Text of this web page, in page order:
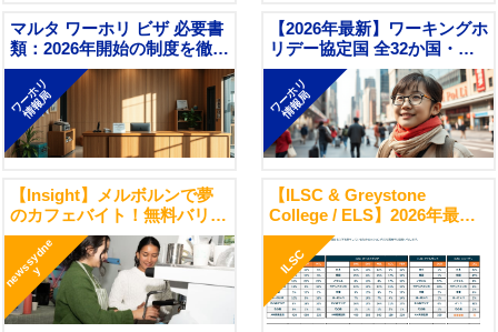
マルタ ワーホリ ビザ 必要書
類：2026年開始の制度を徹底
解説
ワーホリ
情報局
【2026年最新】ワーキングホ
リデー協定国 全32か国・地
域 完全一覧｜大陸別・制度
開始年順で網羅
ワーホリ
情報局
【Insight】メルボルンで夢
のカフェバイト！無料バリス
タレッスン＆安心の日本語就
職サポート開始
n
e
w
s
s
y
d
n
e
y
【ILSC & Greystone
College / ELS】2026年最
新！セッション8の国籍比率
データを公開
ILSC